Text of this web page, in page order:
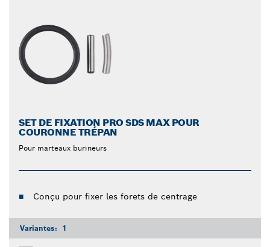
SET DE FIXATION PRO SDS MAX POUR
COURONNE TRÉPAN
Pour marteaux burineurs
Conçu pour fixer les forets de centrage
Variantes: 1